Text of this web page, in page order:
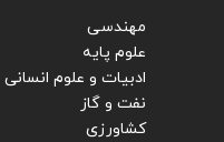
مهندسی
علوم پایه
ادبیات و علوم انسانی
نفت و گاز
کشاورزی